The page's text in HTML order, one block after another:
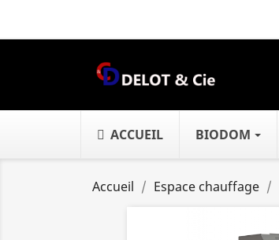
ACCUEIL BIODOM
Accueil Espace chauffage